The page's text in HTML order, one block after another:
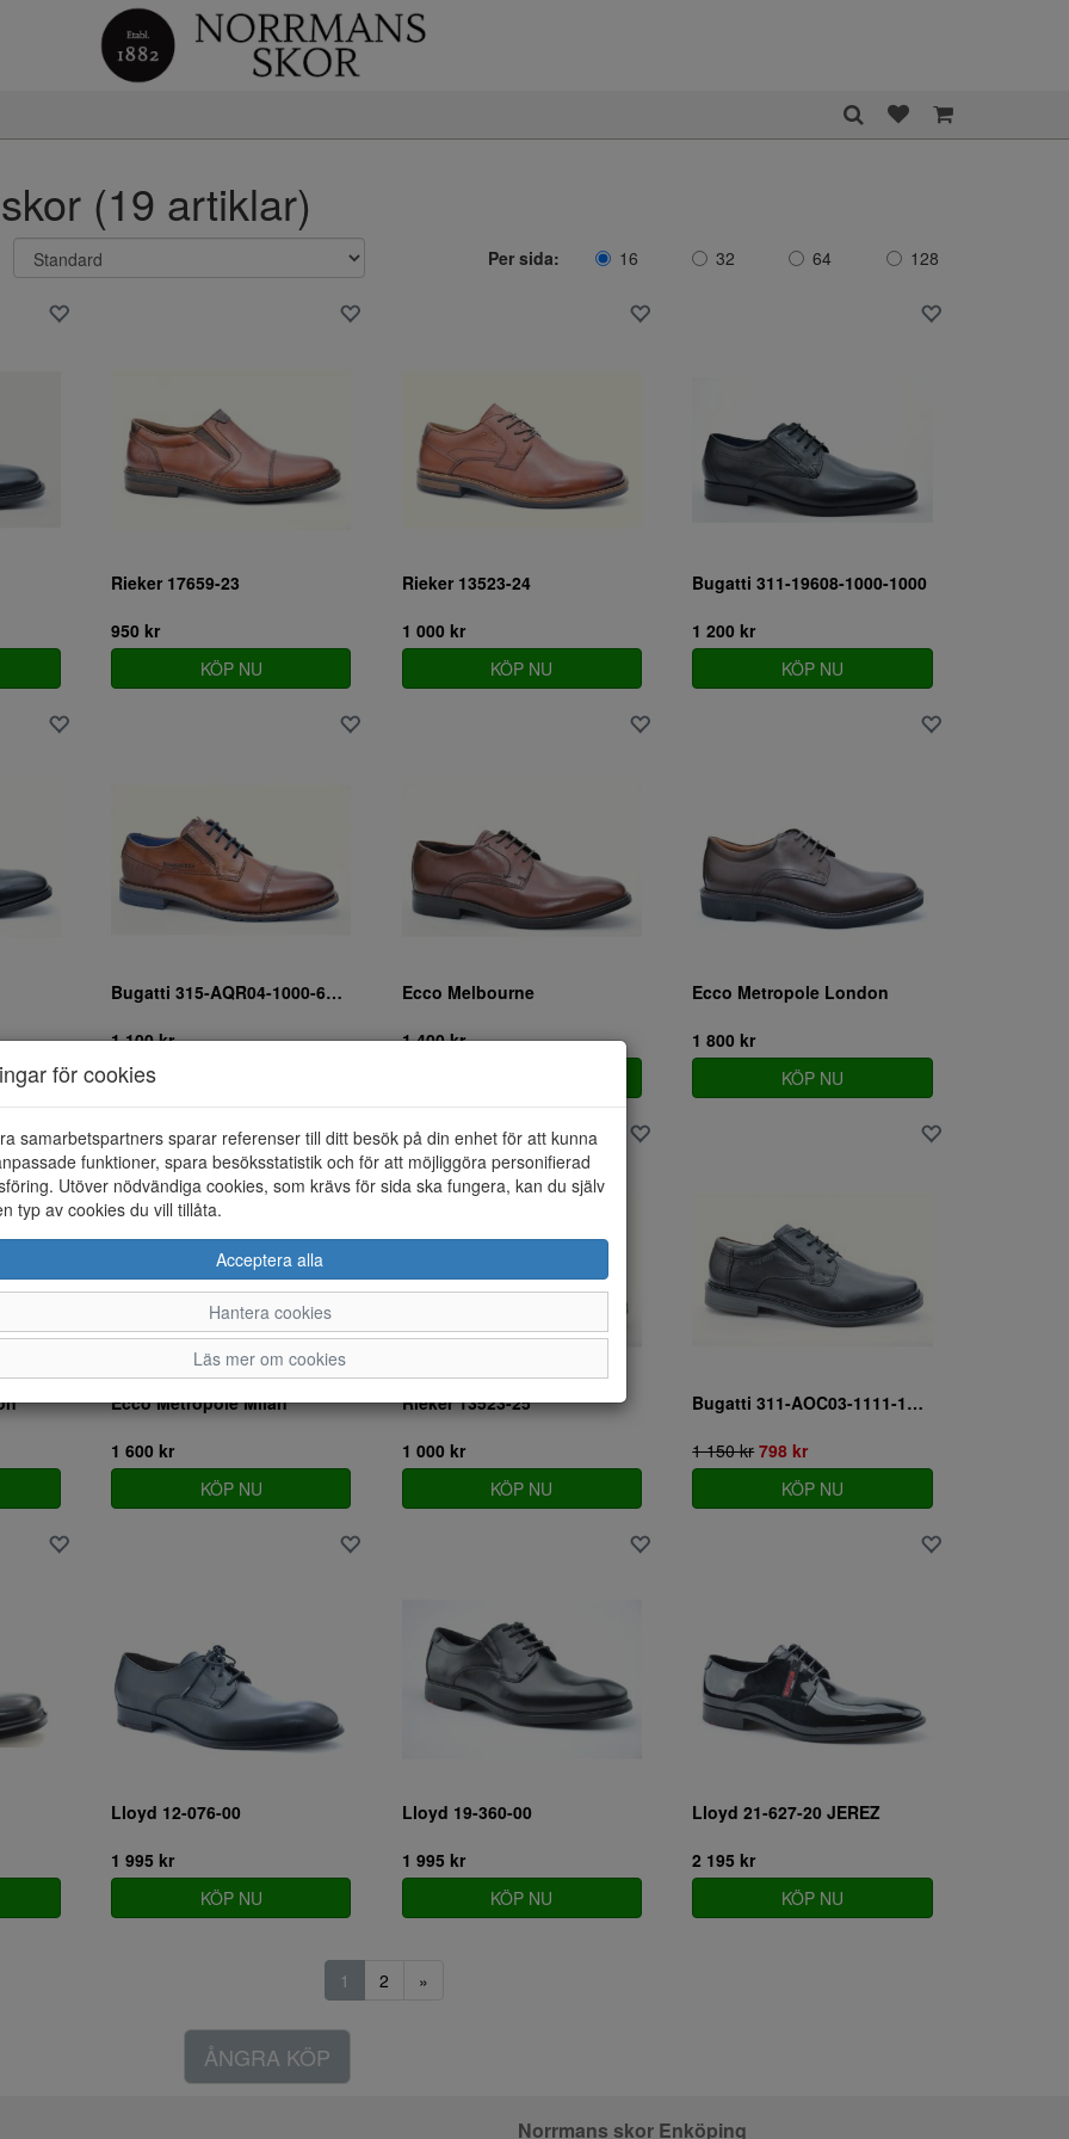
(19 artiklar)
Per sida: 16 32 64 128
Rieker 17659-23
950 kr
KÖP NU
Rieker 13523-24
1 000 kr
KÖP NU
Bugatti 311-19608-1000-1000
1 200 kr
KÖP NU
Bugatti 315-AQR04-1000-6300
1 100 kr
Ecco Melbourne
1 400 kr
Ecco Metropole London
1 800 kr
KÖP NU
Ecco Metropole Milan
1 600 kr
KÖP NU
Rieker 13523-25
1 000 kr
KÖP NU
Bugatti 311-AOC03-1111-1000
1 150 kr 798 kr
KÖP NU
Lloyd 12-076-00
1 995 kr
KÖP NU
Lloyd 19-360-00
1 995 kr
KÖP NU
Lloyd 21-627-20 JEREZ
2 195 kr
KÖP NU
1 2 »
ÅNGRA KÖP
för cookies
samarbetspartners sparar referenser till ditt besök på din enhet för att kunna
funktioner, spara besöksstatistik och för att möjliggöra personifierad
Utöver nödvändiga cookies, som krävs för sida ska fungera, kan du själv
typ av cookies du vill tillåta.
Acceptera alla
Hantera cookies
Läs mer om cookies
Norrmans skor Enköping